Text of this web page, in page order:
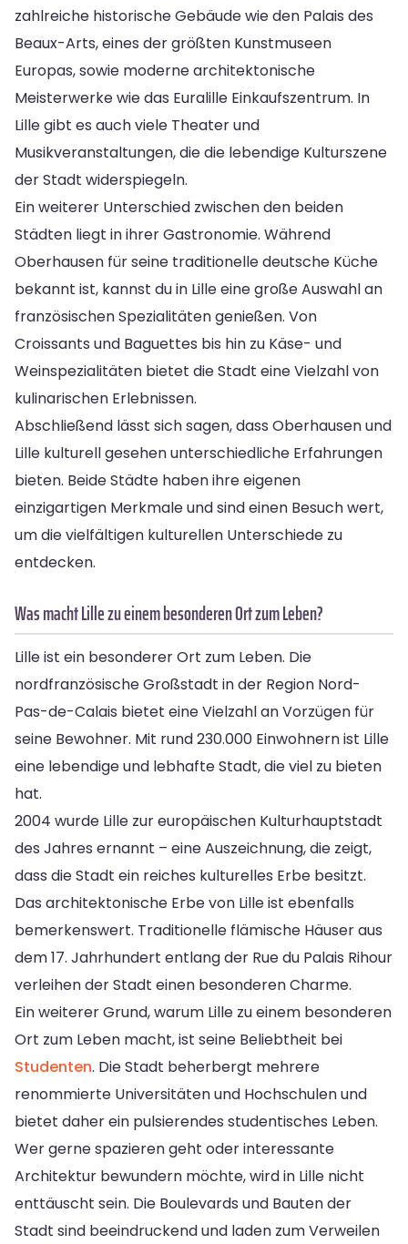
zahlreiche historische Gebäude wie den Palais des
Beaux-Arts, eines der größten Kunstmuseen
Europas, sowie moderne architektonische
Meisterwerke wie das Euralille Einkaufszentrum. In
Lille gibt es auch viele Theater und
Musikveranstaltungen, die die lebendige Kulturszene
der Stadt widerspiegeln.
Ein weiterer Unterschied zwischen den beiden
Städten liegt in ihrer Gastronomie. Während
Oberhausen für seine traditionelle deutsche Küche
bekannt ist, kannst du in Lille eine große Auswahl an
französischen Spezialitäten genießen. Von
Croissants und Baguettes bis hin zu Käse- und
Weinspezialitäten bietet die Stadt eine Vielzahl von
kulinarischen Erlebnissen.
Abschließend lässt sich sagen, dass Oberhausen und
Lille kulturell gesehen unterschiedliche Erfahrungen
bieten. Beide Städte haben ihre eigenen
einzigartigen Merkmale und sind einen Besuch wert,
um die vielfältigen kulturellen Unterschiede zu
entdecken.
Was macht Lille zu einem besonderen Ort zum Leben?
Lille ist ein besonderer Ort zum Leben. Die
nordfranzösische Großstadt in der Region Nord-
Pas-de-Calais bietet eine Vielzahl an Vorzügen für
seine Bewohner. Mit rund 230.000 Einwohnern ist Lille
eine lebendige und lebhafte Stadt, die viel zu bieten
hat.
2004 wurde Lille zur europäischen Kulturhauptstadt
des Jahres ernannt – eine Auszeichnung, die zeigt,
dass die Stadt ein reiches kulturelles Erbe besitzt.
Das architektonische Erbe von Lille ist ebenfalls
bemerkenswert. Traditionelle flämische Häuser aus
dem 17. Jahrhundert entlang der Rue du Palais Rihour
verleihen der Stadt einen besonderen Charme.
Ein weiterer Grund, warum Lille zu einem besonderen
Ort zum Leben macht, ist seine Beliebtheit bei
Studenten. Die Stadt beherbergt mehrere
renommierte Universitäten und Hochschulen und
bietet daher ein pulsierendes studentisches Leben.
Wer gerne spazieren geht oder interessante
Architektur bewundern möchte, wird in Lille nicht
enttäuscht sein. Die Boulevards und Bauten der
Stadt sind beeindruckend und laden zum Verweilen